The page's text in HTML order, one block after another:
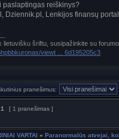
paslaptingas reiškinys?
Dziennik.pl, Lenkijos finansų
lietuvišku šriftu, susipažinkite su
viewt ... 6d195205c3
pranešimus:
1 [ 1 pranešimas ]
VARTAI » Paranormalūs atvejai,